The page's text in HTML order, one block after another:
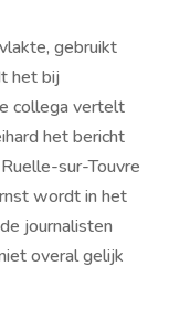
gebruikt
het bij
collega vertelt
het bericht
sur-Touvre
wordt in het
journalisten
overal gelijk